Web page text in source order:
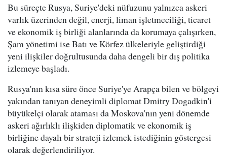
Bu süreçte Rusya, Suriye'deki nüfuzunu yalnızca askeri
varlık üzerinden değil, enerji, liman işletmeciliği, ticaret
ve ekonomik iş birliği alanlarında da korumaya çalışırken,
Şam yönetimi ise Batı ve Körfez ülkeleriyle geliştirdiği
yeni ilişkiler doğrultusunda daha dengeli bir dış politika
izlemeye başladı.
Rusya'nın kısa süre önce Suriye'ye Arapça bilen ve bölgeyi
yakından tanıyan deneyimli diplomat Dmitry Dogadkin'i
büyükelçi olarak ataması da Moskova'nın yeni dönemde
askeri ağırlıklı ilişkiden diplomatik ve ekonomik iş
birliğine dayalı bir strateji izlemek istediğinin göstergesi
olarak değerlendiriliyor.